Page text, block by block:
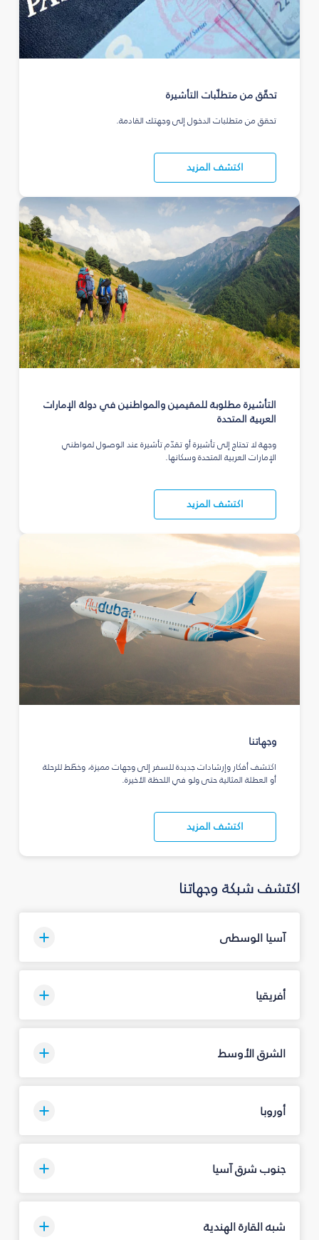
تحقّق من متطلّبات التأشيرة
تحقق من متطلبات الدخول إلى وجهتك القادمة.
اكتشف المزيد
التأشيرة مطلوبة للمقيمين والمواطنين في دولة الإمارات
العربية المتحدة
وجهة لا تحتاج إلى تأشيرة أو تقدّم تأشيرة عند الوصول لمواطني
الإمارات العربية المتحدة وسكانها.
اكتشف المزيد
وجهاتنا
اكتشف أفكار وإرشادات جديدة للسفر إلى وجهات مميزة، وخطّط للرحلة
أو العطلة المثالية حتى ولو في اللحظة الأخيرة.
اكتشف المزيد
اكتشف شبكة وجهاتنا
آسيا الوسطى
أفريقيا
الشرق الأوسط
أوروبا
جنوب شرق آسيا
شبه القارة الهندية